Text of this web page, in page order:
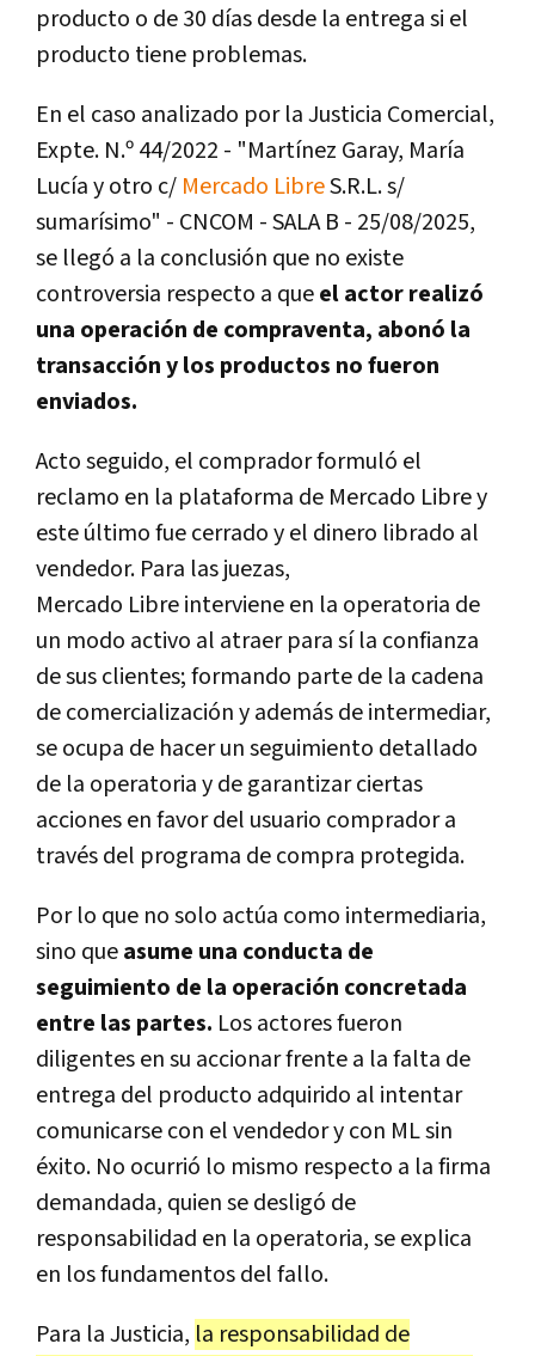
producto o de 30 días desde la entrega si el
producto tiene problemas.
En el caso analizado por la Justicia Comercial,
Expte. N.º 44/2022 - "Martínez Garay, María
Lucía y otro c/ Mercado LibreS.R.L. s/
sumarísimo" - CNCOM - SALA B - 25/08/2025,
se llegó a la conclusión que no existe
controversia respecto a queel actor realizó
una operación de compraventa, abonó la
transacción y los productos no fueron
enviados.
Acto seguido, el comprador formuló el
reclamo en la plataforma de Mercado Librey
este último fue cerrado y el dinero librado al
vendedor. Para las juezas,
Mercado Libreinterviene en la operatoria de
un modo activo al atraer para sí la confianza
de sus clientes; formando parte de la cadena
de comercialización y además de intermediar,
se ocupa de hacer un seguimiento detallado
de la operatoria y de garantizar ciertas
acciones en favor del usuario comprador a
través del programa de compra protegida.
Por lo que no solo actúa como intermediaria,
sino queasume una conducta de
seguimiento de la operación concretada
entre las partes. Los actores fueron
diligentes en su accionar frente a la falta de
entrega del producto adquirido al intentar
comunicarse con el vendedor y con ML sin
éxito. No ocurrió lo mismo respecto a la firma
demandada, quien se desligó de
responsabilidad en la operatoria, se explica
en los fundamentos del fallo.
Para la Justicia, la responsabilidad de